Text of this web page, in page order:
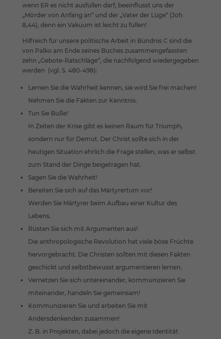
wenn ER es nicht ausfüllen darf, beeinflusst uns der
„Mörder von Anfang an“ und der „Vater der Lüge“ (Joh
8,44), denn ein Vakuum ist leicht zu füllen!
Hilfreich für unsere politische Arbeit in Bündnis C sind die
von Palko am Ende seines Buches zusammengefassten
zehn „Gebote-Ratschläge“, die nachfolgend wiedergegeben
werden (vgl. S. 480-498):
Lernen Sie die Wahrheit kennen, sie wird Sie frei machen!
Nehmen Sie die Fakten zur Kenntnis.
Tun Sie Buße!
In Zeiten der Krise gibt es keinen Raum für Triumph,
sondern nur für Demut. Der Christ sollte sich in der
heutigen Situation ehrlich die Frage stellen, was er selbst
zum Stand der Dinge beigetragen hat.
Sagen Sie die Wahrheit!
Bereiten Sie sich auf das Märtyrertum vor!
Werden Sie Märtyrer beim Aufbau einer Kultur des
Lebens.
Rüsten Sie sich mit Argumenten aus!
Die anthropologische Revolution hat viele böse Früchte
hervorgebracht. Die Christen sollten mit diesen Fakten
geschickt und selbstbewusst argumentieren lernen.
Vernetzen Sie sich untereinander, kommunizieren Sie
miteinander, handeln Sie gemeinsam!
Kommunizieren Sie und arbeiten Sie mit
Andersdenkenden zusammen!
Z. B. in Projekten, dabei jedoch die eigene Identität